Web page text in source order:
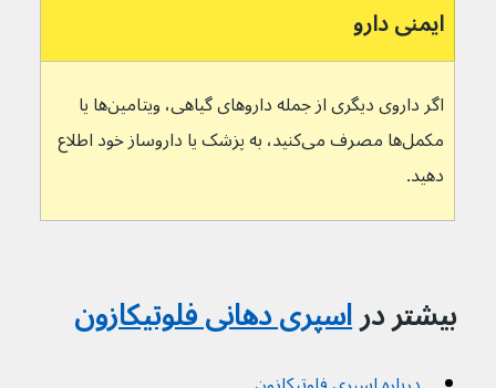
ایمنی دارو
اگر داروی دیگری از جمله داروهای گیاهی، ویتامین‌ها یا
مکمل‌ها مصرف می‌کنید، به پزشک یا داروساز خود اطلاع
دهید.
بیشتر در اسپری دهانی فلوتیکازون